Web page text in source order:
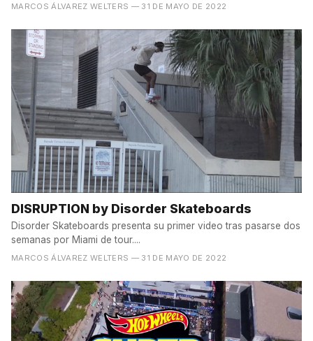
MARCOS ÁLVAREZ WELTERS — 31 DE MAYO DE 2022
DISRUPTION by Disorder Skateboards
Disorder Skateboards presenta su primer video tras pasarse dos
semanas por Miami de tour....
MARCOS ÁLVAREZ WELTERS — 31 DE MAYO DE 2022